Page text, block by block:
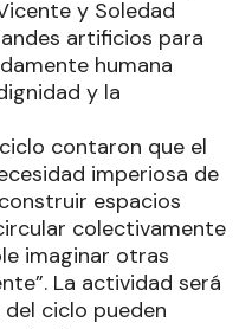
y Soledad
artificios para
humana
y la
contaron que el
imperiosa de
espacios
colectivamente
imaginar otras
La actividad será
ciclo pueden